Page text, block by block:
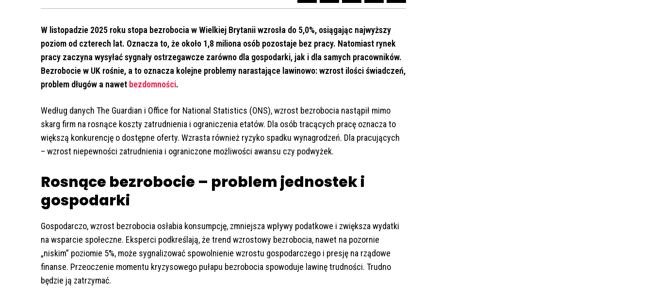
W listopadzie 2025 roku stopa bezrobocia w Wielkiej Brytanii wzrosła do 5,0%, osiągając najwyższy
poziom od czterech lat. Oznacza to, że około 1,8 miliona osób pozostaje bez pracy. Natomiast rynek
pracy zaczyna wysyłać sygnały ostrzegawcze zarówno dla gospodarki, jak i dla samych pracowników.
Bezrobocie w UK rośnie, a to oznacza kolejne problemy narastające lawinowo: wzrost ilości świadczeń,
problem długów a nawet bezdomności.
Według danych The Guardian i Office for National Statistics (ONS), wzrost bezrobocia nastąpił mimo
skarg firm na rosnące koszty zatrudnienia i ograniczenia etatów. Dla osób tracących pracę oznacza to
większą konkurencję o dostępne oferty. Wzrasta również ryzyko spadku wynagrodzeń. Dla pracujących
– wzrost niepewności zatrudnienia i ograniczone możliwości awansu czy podwyżek.
Rosnące bezrobocie – problem jednostek i
gospodarki
Gospodarczo, wzrost bezrobocia osłabia konsumpcję, zmniejsza wpływy podatkowe i zwiększa wydatki
na wsparcie społeczne. Eksperci podkreślają, że trend wzrostowy bezrobocia, nawet na pozornie
„niskim” poziomie 5%, może sygnalizować spowolnienie wzrostu gospodarczego i presję na rządowe
finanse. Przeoczenie momentu kryzysowego pułapu bezrobocia spowoduje lawinę trudności. Trudno
będzie ją zatrzymać.